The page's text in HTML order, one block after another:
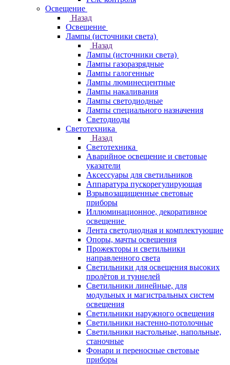
Освещение
Назад
Освещение
Лампы (источники света)
Назад
Лампы (источники света)
Лампы газоразрядные
Лампы галогенные
Лампы люминесцентные
Лампы накаливания
Лампы светодиодные
Лампы специального назначения
Светодиоды
Светотехника
Назад
Светотехника
Аварийное освещение и световые
указатели
Аксессуары для светильников
Аппаратура пускорегулирующая
Взрывозащищенные световые
приборы
Иллюминационное, декоративное
освещение
Лента светодиодная и комплектующие
Опоры, мачты освещения
Прожекторы и светильники
направленного света
Светильники для освещения высоких
пролётов и туннелей
Светильники линейные, для
модульных и магистральных систем
освещения
Светильники наружного освещения
Светильники настенно-потолочные
Светильники настольные, напольные,
станочные
Фонари и переносные световые
приборы